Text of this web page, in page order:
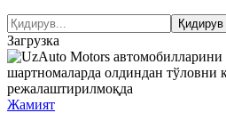
Загрузка
Жамият